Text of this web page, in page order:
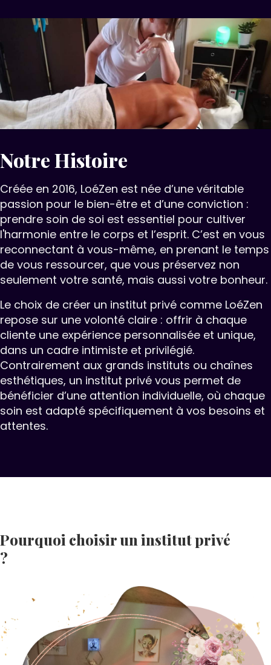
Notre Histoire
Créée en 2016, LoéZen est née d’une véritable
passion pour le bien-être et d’une conviction :
prendre soin de soi est essentiel pour cultiver
l'harmonie entre le corps et l’esprit. C’est en vous
reconnectant à vous-même, en prenant le temps
de vous ressourcer, que vous préservez non
seulement votre santé, mais aussi votre bonheur.
Le choix de créer un institut privé comme LoéZen
repose sur une volonté claire : offrir à chaque
cliente une expérience personnalisée et unique,
dans un cadre intimiste et privilégié.
Contrairement aux grands instituts ou chaînes
esthétiques, un institut privé vous permet de
bénéficier d’une attention individuelle, où chaque
soin est adapté spécifiquement à vos besoins et
attentes.
Pourquoi choisir un institut privé
?